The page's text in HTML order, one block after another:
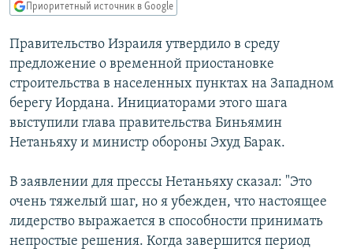
Вернутся
поиску
КАВКАЗ.РЕАЛИИ
СЕВЕР.РЕАЛИИ
СИБИРЬ.РЕАЛИИ
РАСПИСАНИЕ ВЕЩАНИЯ
ПОДПИШИТЕСЬ НА РАССЫЛКУ
СОЦИАЛЬНЫЕ СЕТИ
Приоритетный источник в Google
Правительство Израиля утвердило в среду
предложение о временной приостановке
строительства в населенных пунктах на Западном
берегу Иордана. Инициаторами этого шага
выступили глава правительства Биньямин
Нетаньяху и министр обороны Эхуд Барак.
В заявлении для прессы Нетаньяху сказал: "Это
очень тяжелый шаг, но я убежден, что настоящее
лидерство выражается в способности принимать
непростые решения. Когда завершится период